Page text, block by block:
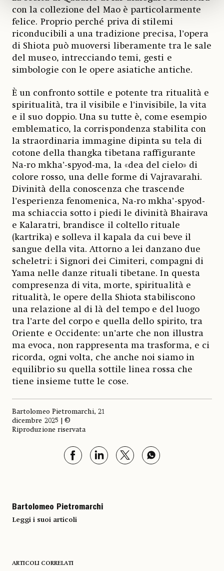
con la collezione del Mao è particolarmente
felice. Proprio perché priva di stilemi
riconducibili a una tradizione precisa, l’opera
di Shiota può muoversi liberamente tra le sale
del museo, intrecciando temi, gesti e
simbologie con le opere asiatiche antiche.
È un confronto sottile e potente tra ritualità e
spiritualità, tra il visibile e l’invisibile, la vita
e il suo doppio. Una su tutte è, come esempio
emblematico, la corrispondenza stabilita con
la straordinaria immagine dipinta su tela di
cotone della thangka tibetana raffigurante
Na-ro mkha’-spyod-ma, la «dea del cielo» di
colore rosso, una delle forme di Vajravarahi.
Divinità della conoscenza che trascende
l’esperienza fenomenica, Na-ro mkha’-spyod-
ma schiaccia sotto i piedi le divinità Bhairava
e Kalaratri, brandisce il coltello rituale
(kartrika) e solleva il kapala da cui beve il
sangue della vita. Attorno a lei danzano due
scheletri: i Signori dei Cimiteri, compagni di
Yama nelle danze rituali tibetane. In questa
compresenza di vita, morte, spiritualità e
ritualità, le opere della Shiota stabiliscono
una relazione al di là del tempo e del luogo
tra l’arte del corpo e quella dello spirito, tra
Oriente e Occidente: un’arte che non illustra
ma evoca, non rappresenta ma trasforma, e ci
ricorda, ogni volta, che anche noi siamo in
equilibrio su quella sottile linea rossa che
tiene insieme tutte le cose.
Bartolomeo Pietromarchi, 21
dicembre 2025 | ©
Riproduzione riservata
Bartolomeo Pietromarchi
Leggi i suoi articoli
ARTICOLI CORRELATI